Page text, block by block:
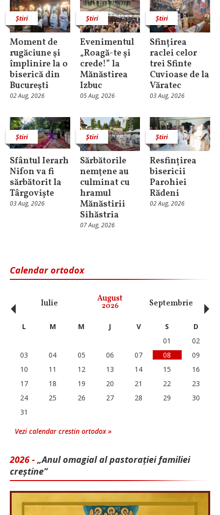
Știri
Moment de
rugăciune şi
împlinire la o
biserică din
Bucureşti
02 Aug, 2026
Știri
Evenimentul
„Roagă-te și
crede!” la
Mănăstirea
Izbuc
05 Aug, 2026
Știri
Sfințirea
raclei celor
trei Sfinte
Cuvioase de la
Văratec
03 Aug, 2026
Știri
Sfântul Ierarh
Nifon va fi
sărbătorit la
Târgoviște
03 Aug, 2026
Știri
Sărbătorile
nemţene au
culminat cu
hramul
Mănăstirii
Sihăstria
07 Aug, 2026
Știri
Resfințirea
bisericii
Parohiei
Rădeni
02 Aug, 2026
Calendar ortodox
Iulie August
2026 Septembrie
‹ L M M J V S
D
01
02
03
04 05 06 07 08
09
10
11 12 13 14 15
16
17
18 19 20 21 22
23
24
25 26 27 28 29
30
31
Vezi calendar crestin ortodox »
2026 - „Anul omagial al pastorației familiei
creștine”